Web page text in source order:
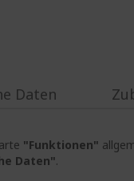
"Funktionen"
Daten".
Daten